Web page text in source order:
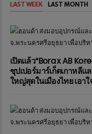
LAST WEEK LAST MONTH
เปิดแล้ว“Bora x AB
ซุปเปอร์มาร์เก็ตเกาหลี
ใหญ่สุดในเมืองไทย เอา